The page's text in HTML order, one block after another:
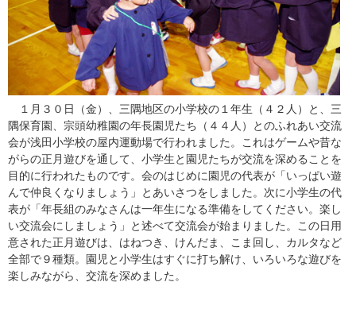
１月３０日（金）、三隅地区の小学校の１年生（４２人）と、三
隅保育園、宗頭幼稚園の年長園児たち（４４人）とのふれあい交流
会が浅田小学校の屋内運動場で行われました。これはゲームや昔な
がらの正月遊びを通して、小学生と園児たちが交流を深めることを
目的に行われたものです。会のはじめに園児の代表が「いっぱい遊
んで仲良くなりましょう」とあいさつをしました。次に小学生の代
表が「年長組のみなさんは一年生になる準備をしてください。楽し
い交流会にしましょう」と述べて交流会が始まりました。この日用
意された正月遊びは、はねつき、けんだま、こま回し、カルタなど
全部で９種類。園児と小学生はすぐに打ち解け、いろいろな遊びを
楽しみながら、交流を深めました。